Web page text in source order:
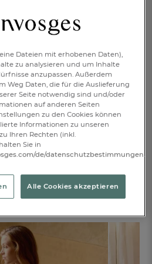
DEN WARENKORB
Dateien mit erhobenen Daten),
zu analysieren und um Inhalte
anzupassen. Außerdem
Weg Daten, die für die Auslieferung
Seite notwendig sind und/oder
auf anderen Seiten
zu den Cookies können
Informationen zu unseren
Ihren Rechten (inkl.
Sie in
de/
Alle Cookies akzeptieren